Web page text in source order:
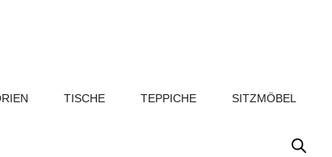
TISCHE TEPPICHE SITZMÖBEL